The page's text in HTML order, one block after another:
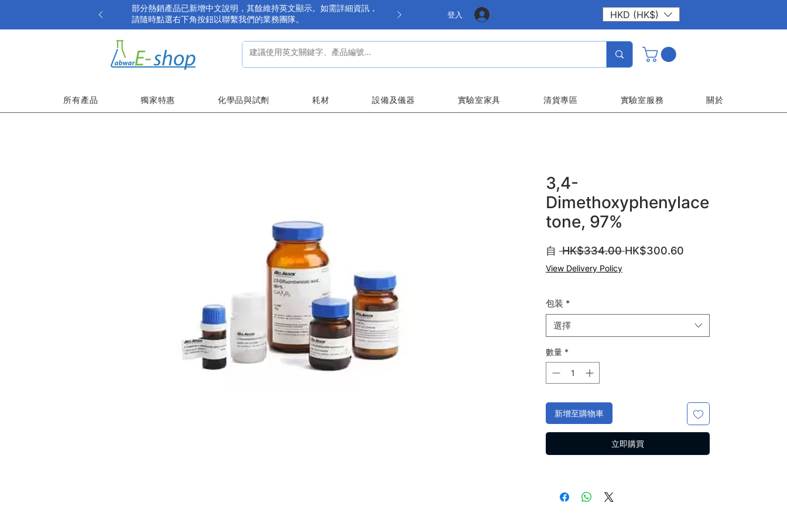
部分熱銷產品已新增中文說明，其餘維持英文顯示。如需詳細資訊，
請隨時點選右下角按鈕以聯繫我們的業務團隊。
登入 HKD (HK$)
所有產品 獨家特惠 化學品與試劑 耗材 設備及儀器 實驗室家具 清貨專區 實驗室服務 關於
3,4-
Dimethoxyphenylace
tone, 97%
自 HK$334.00 一
HK$300.60
View Delivery Policy
包装 *
選擇
數量 *
新增至購物車
立即購買